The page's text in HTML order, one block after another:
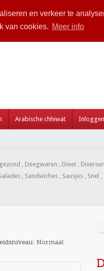
en verkeer te
van cookies. Meer info
Arabische chhiwat Inloggen
, Deegwaren , Dieet , Diversen
, Sandwiches , Sausjes , Snel ,
Normaal